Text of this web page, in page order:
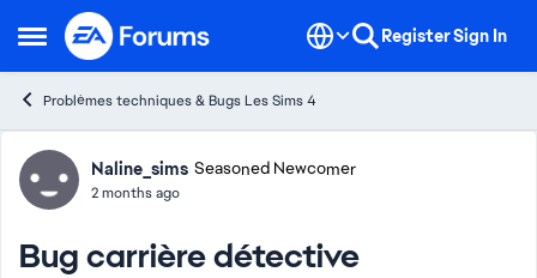
Open Side Menu
Skip to content RegisterSign In
Problèmes techniques & Bugs Les Sims 4
Forum Discussion
Naline_sims Seasoned Newcomer
2 months ago
Bug carrière détective